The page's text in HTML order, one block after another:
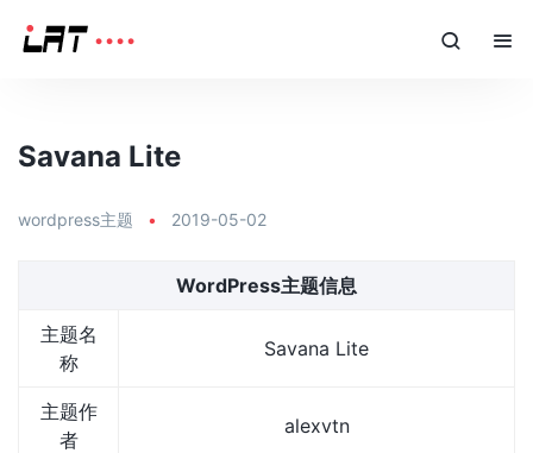
Savana Lite
wordpress主题 • 2019-05-02
WordPress主题信息
主题名
称
Savana Lite
主题作
者
alexvtn